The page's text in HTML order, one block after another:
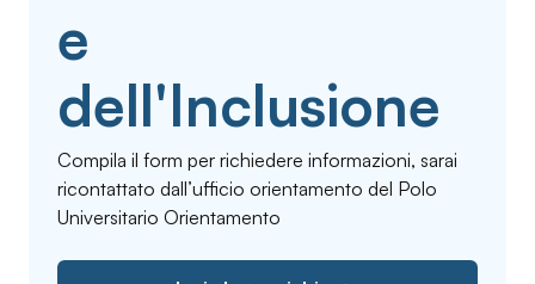
e
dell'Inclusione
Compila il form per richiedere informazioni, sarai
ricontattato dall’ufficio orientamento del Polo
Universitario Orientamento